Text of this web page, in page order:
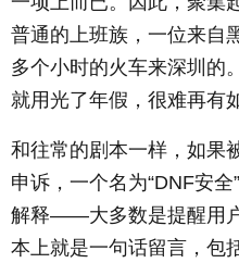
普通的上班族，一位来自
多个小时的火车来深圳的
就用光了年假，很难再有
和往常的剧本一样，如果
申诉，一个名为“DNF安
解释——大多数是提醒用
本上就是一句话留言，包